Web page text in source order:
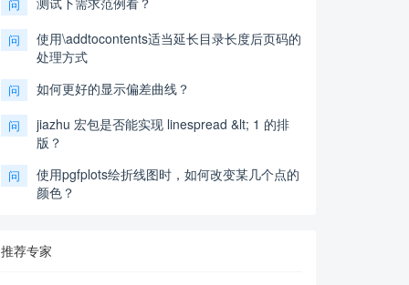
问
问
使用\addtocontents适当延长目录长度后页码的
处理方式
问 如何更好的显示偏差曲线？
问
jiazhu 宏包是否能实现 linespread &lt; 1 的排
版？
问
使用pgfplots绘折线图时，如何改变某几个点的
颜色？
推荐专家